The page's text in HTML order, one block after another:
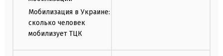
Мобилизация в Украине:
сколько человек
мобилизует ТЦК